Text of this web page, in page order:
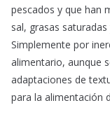
pescados y que han
sal, grasas
Simplemente por
alimentario, aunque
adaptaciones de
para la alimentación